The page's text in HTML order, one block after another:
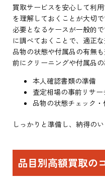
買取サービスを安心して利
を理解しておくことが大切
必要となるケースが一般的
に調べておくことで、適正
品物の状態や付属品の有無
前にクリーニングや付属品の
本人確認書類の準備
査定相場の事前リサー
品物の状態チェック
しっかりと準備し、納得の
品目別高額買取の